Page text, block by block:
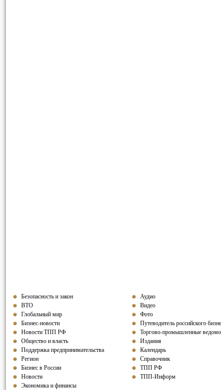
Безопасность и закон
ВТО
Глобальный мир
Бизнес-новости
Новости ТПП РФ
Общество и власть
Поддержка предпринимательства
Регион
Бизнес в России
Новости
Экономика и финансы
Аудио
Видео
Фото
Путеводитель российского
Торгово-промышленные
Издания
Календарь
Справочник
ТПП РФ
ТПП-Информ